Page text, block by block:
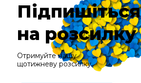
Підпишіться
на розсилку
Отримуйте нашу
щотижневу розсилку